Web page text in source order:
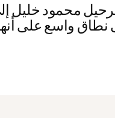
محمود خليل
نطاق واسع على